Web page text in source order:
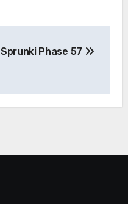
Sprunki Phase 57